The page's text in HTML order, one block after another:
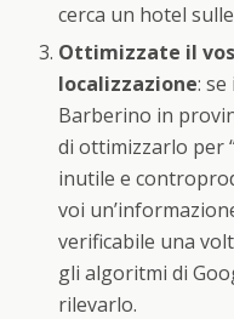
cerca un hotel
Ottimizzate il
localizzazione:
Barberino in
di ottimizzarlo per
inutile e
voi
verificabile una
gli algoritmi di
rilevarlo.